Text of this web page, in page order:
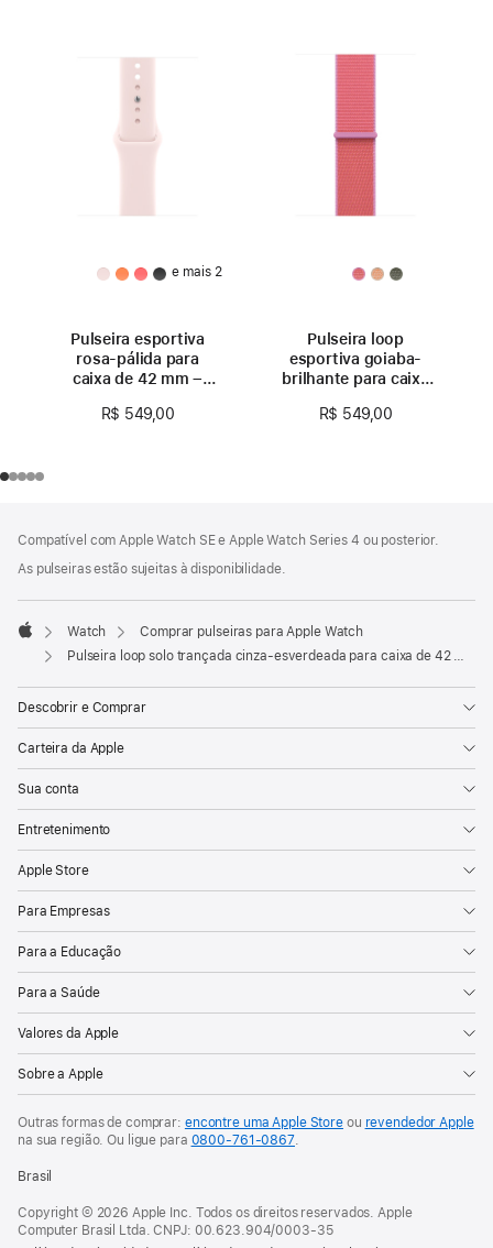
e mais 2
Pulseira esportiva
rosa-pálida para
caixa de 42 mm –
R$ 549,00
Pulseira loop
esportiva goiaba-
brilhante para caixa
R$ 549,00
de
rodapé
Compatível com Apple Watch SE e Apple Watch Series 4 ou posterior.
As pulseiras estão sujeitas à disponibilidade.
Apple
Watch
Comprar pulseiras para Apple Watch
Pulseira loop solo trançada cinza-esverdeada para caixa de 42 mm – Tamanho 7
Descobrir e Comprar
Carteira da Apple
Sua conta
Entretenimento
Apple Store
Para Empresas
Para a Educação
Para a Saúde
Valores da Apple
Sobre a Apple
Outras formas de comprar: encontre uma Apple Store ou revendedor Apple
na sua região. Ou ligue para 0800-761-0867.
Brasil
Copyright © 2026 Apple Inc. Todos os direitos reservados. Apple
Computer Brasil Ltda. CNPJ: 00.623.904/0003-35